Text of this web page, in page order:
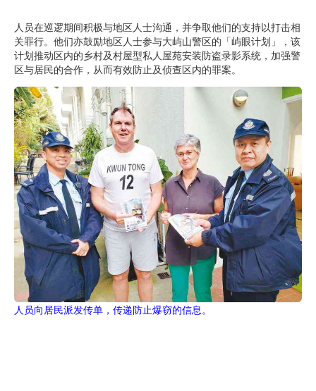
人员在巡逻期间积极与地区人士沟通，并争取他们的支持以打击相
关罪行。他们亦鼓励地区人士参与大屿山警区的「屿眼计划」，该
计划推动区内的乡村及村屋型私人屋苑安装防盗录影系统，加强警
区与居民的合作，从而有效防止及侦查区内的罪案。
人员向居民派发传单，传递防止爆窃的信息。